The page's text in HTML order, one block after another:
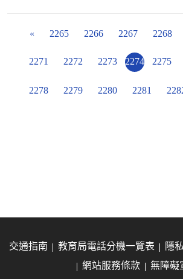
« 2265 2266 2267 2268
2271 2272 2273 2274 2275
2278 2279 2280 2281
交通指南 教育局電話分機一覽表
隱
網站服務條款
無障礙